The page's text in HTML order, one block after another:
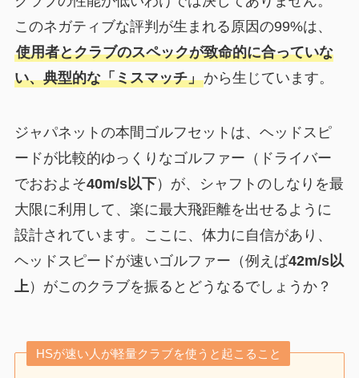
このネガティブな評判が生まれる原因の99%は、
使用者とクラブのスペックが致命的に合っていな
い、典型的な「ミスマッチ」から生じています。
ジャパネットの本間ゴルフセットは、ヘッドスピ
ードが比較的ゆっくりなゴルファー（ドライバー
でおおよそ40m/s以下）が、シャフトのしなりを最
大限に利用して、楽に最大飛距離を出せるように
設計されています。ここに、体力に自信があり、
ヘッドスピードが速いゴルファー（例えば42m/s以
上）がこのクラブを振るとどうなるでしょうか？
HSが速い人が軽量クラブを使うと起こること